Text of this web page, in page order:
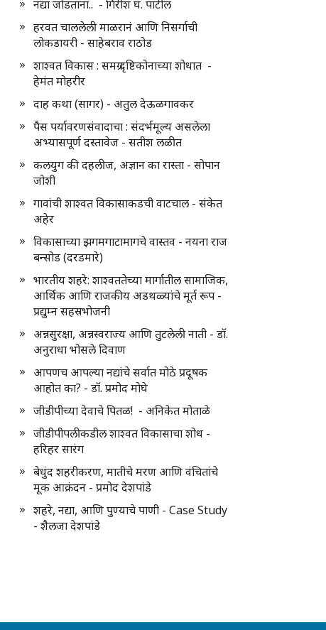
नद्या जोडताना.. - गिरीश घ. पाटील
हरवत चाललेली माळरानं आणि निसर्गाची
लोकडायरी - साहेबराव राठोड
शाश्वत विकास : समग्र दृष्टिकोनाच्या शोधात -
हेमंत मोहरीर
दाह कथा (सागर) - अतुल देऊळगावकर
पैस पर्यावरणसंवादाचा : संदर्भमूल्य असलेला
अभ्यासपूर्ण दस्तावेज - सतीश लळीत
कलयुग की दहलीज, अज्ञान का रास्ता - सोपान
जोशी
गावांची शाश्वत विकासाकडची वाटचाल - संकेत
अहेर
विकासाच्या झगमगाटामागचे वास्तव - नयना राज
बन्सोड (दरडमारे)
भारतीय शहरे: शाश्वततेच्या मार्गातील सामाजिक,
आर्थिक आणि राजकीय अडथळ्यांचे मूर्त रूप -
प्रद्युम्न सहस्रभोजनी
अन्नसुरक्षा, अन्नस्वराज्य आणि तुटलेली नाती - डॉ.
अनुराधा भोसले दिवाण
आपणच आपल्या नद्यांचे सर्वात मोठे प्रदूषक
आहोत का? - डॉ. प्रमोद मोघे
जीडीपीच्या देवाचे पितळ! - अनिकेत मोताळे
जीडीपीपलीकडील शाश्वत विकासाचा शोध -
हरिहर सारंग
बेधुंद शहरीकरण, मातीचे मरण आणि वंचितांचे
मूक आक्रंदन - प्रमोद देशपांडे
शहरे, नद्या, आणि पुण्याचे पाणी - Case Study
- शैलजा देशपांडे